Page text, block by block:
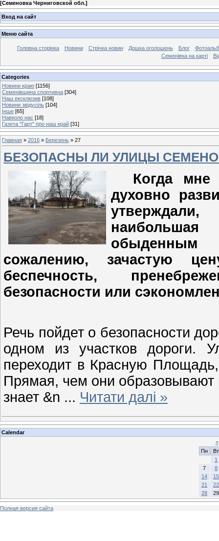
[Семеновка Черниговской обл.]
Вход на сайт
Меню сайта
Головна сторінка Новини Стрічка новин Дошка оголошень Блог
Семенівка на карті
Categories
Новини краю [1156]
Семенівщина спортивна [304]
Наш ексклюзив [108]
Новини звідусіль [104]
Інше [65]
Навколо нас [18]
Газета "Гарт" про наш край [31]
Главная » 2016 » Березень » 27
БЕЗОПАСНЫ ЛИ УЛИЦЫ
Когда мне
духовно
сожалению, зачастую
беспечность,
безопасности или
Речь пойдет о безопасности
одном из участков дороги.
переходит в Красную
Прямая, чем они образовывают
знает &n ... Читати далі »
Calendar
«
Пн
Вт
1
7
8
14
15
21
22
28
29
Полная версия сайта